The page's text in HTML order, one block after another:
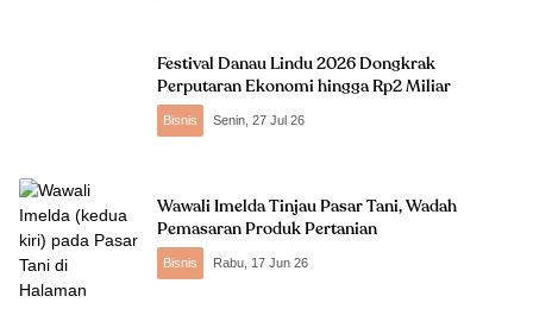
Festival Danau Lindu 2026 Dongkrak
Perputaran Ekonomi hingga Rp2 Miliar
Bisnis Senin, 27 Jul 26
Wawali Imelda Tinjau Pasar Tani, Wadah
Pemasaran Produk Pertanian
Bisnis Rabu, 17 Jun 26